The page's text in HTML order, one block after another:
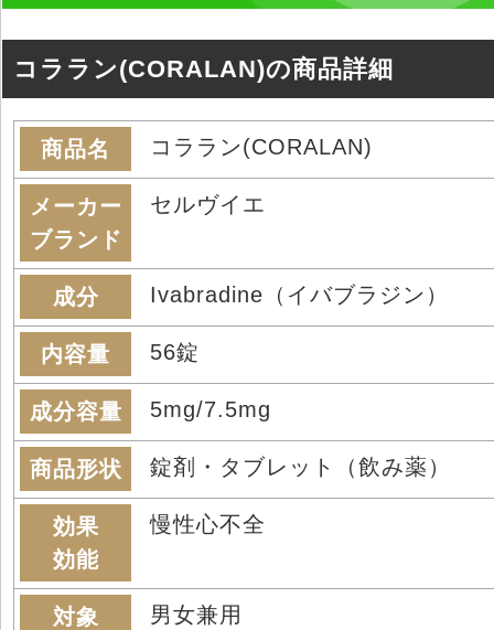
コララン(CORALAN)の商品詳細
商品名 コララン(CORALAN)
メーカー
ブランド
セルヴイエ
成分 Ivabradine（イバブラジン）
内容量 56錠
成分容量 5mg/7.5mg
商品形状 錠剤・タブレット（飲み薬）
効果
効能
慢性心不全
対象 男女兼用